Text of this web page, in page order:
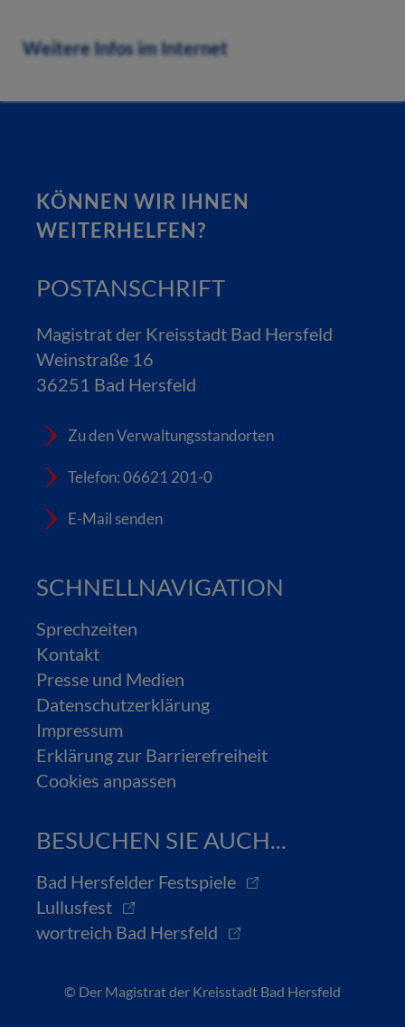
Weitere Infos im Internet
KÖNNEN WIR IHNEN
WEITERHELFEN?
POSTANSCHRIFT
Magistrat der Kreisstadt Bad Hersfeld
Weinstraße 16
36251 Bad Hersfeld
Zu den Verwaltungsstandorten
Telefon: 06621 201-0
E-Mail senden
SCHNELLNAVIGATION
Sprechzeiten
Kontakt
Presse und Medien
Datenschutzerklärung
Impressum
Erklärung zur Barrierefreiheit
Cookies anpassen
BESUCHEN SIE AUCH...
Bad Hersfelder Festspiele
Lullusfest
wortreich Bad Hersfeld
© Der Magistrat der Kreisstadt Bad Hersfeld